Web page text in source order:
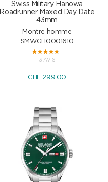
Swiss Military Hanowa
Roadrunner Maxed Day Date
43mm
Montre homme
SMWGH0001610
3 AVIS
CHF 299.00